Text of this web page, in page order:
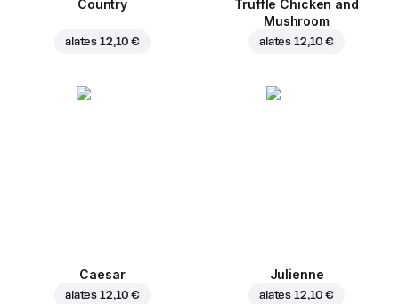
Country
alates 12,10 €
Truffle Chicken and
Mushroom
alates 12,10 €
Caesar
alates 12,10 €
Julienne
alates 12,10 €